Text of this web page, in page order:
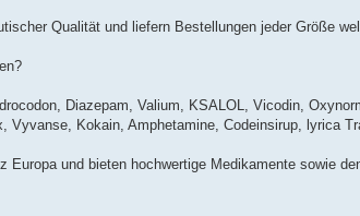
Qualität und liefern Bestellungen jeder Größe
Diazepam, Valium, KSALOL, Vicodin,
Vyvanse, Kokain, Amphetamine, Codeinsirup, lyrica
Europa und bieten hochwertige Medikamente sowie